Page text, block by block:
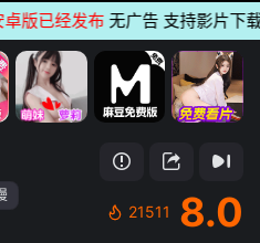
已经发布无广告 支持影片下载
21511 8.0